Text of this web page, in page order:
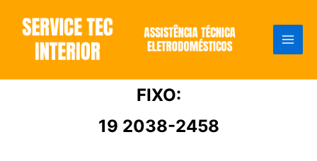
conteúdo
FIXO:
19 2038-2458